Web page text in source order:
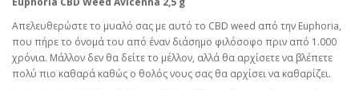
Απελευθερώστε το μυαλό σας με αυτό το CBD weed από την Euphoria,
που πήρε το όνομά του από έναν διάσημο φιλόσοφο πριν από 1.000
χρόνια. Μάλλον δεν θα δείτε το μέλλον, αλλά θα αρχίσετε να βλέπετε
πολύ πιο καθαρά καθώς ο θολός νους σας θα αρχίσει να καθαρίζει.